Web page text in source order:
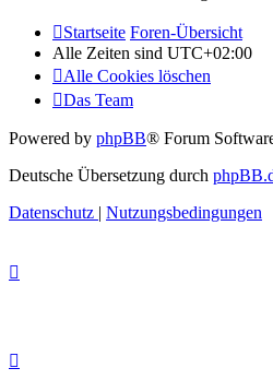
Startseite Foren-Übersicht
Alle Zeiten sind UTC+02:00
Alle Cookies löschen
Das Team
Powered by phpBB® Forum
Deutsche Übersetzung durch
Datenschutz | Nutzungsbedingungen